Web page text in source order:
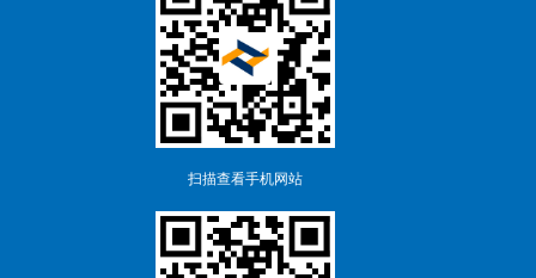
扫描查看手机网站